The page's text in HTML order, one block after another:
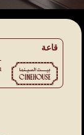
قاعة